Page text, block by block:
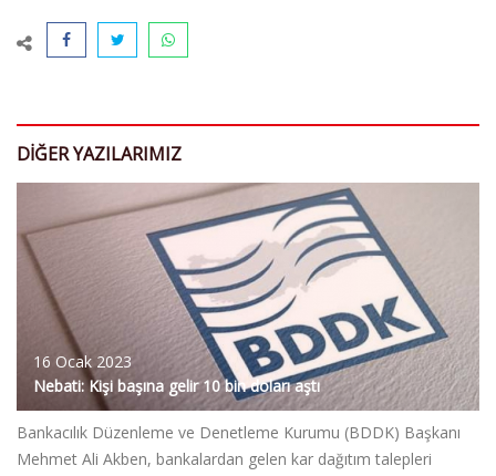
DIĞER YAZILARIMIZ
16 Ocak 2023
Nebati: Kişi başına gelir 10 bin doları aştı
Bankacılık Düzenleme ve Denetleme Kurumu (BDDK) Başkanı
Mehmet Ali Akben, bankalardan gelen kar dağıtım talepleri